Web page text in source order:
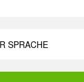
SPRACHE